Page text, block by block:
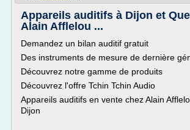
Appareils auditifs à Dijon et
Alain Afflelou ...
Demandez un bilan auditif gratuit
Des instruments de mesure de dernière
Découvrez notre gamme de produits
Découvrez l'offre Tchin Tchin Audio
Appareils auditifs en vente chez Alain
Dijon